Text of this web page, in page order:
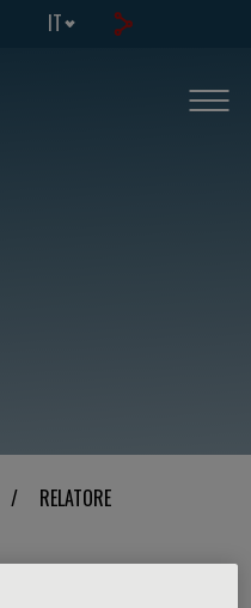
IT
/ RELATORE